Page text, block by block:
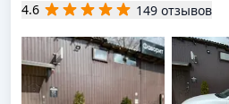
4.6
149 отзывов